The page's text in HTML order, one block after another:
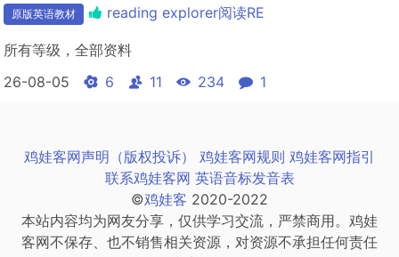
原版英语教材 reading explorer阅读RE
所有等级，全部资料
26-08-05
6 11 234 1
鸡娃客网声明（版权投诉） 鸡娃客网规则 鸡娃客网指引
联系鸡娃客网 英语音标发音表
©鸡娃客 2020-2022
本站内容均为网友分享，仅供学习交流，严禁商用。鸡娃
客网不保存、也不销售相关资源，对资源不承担任何责任